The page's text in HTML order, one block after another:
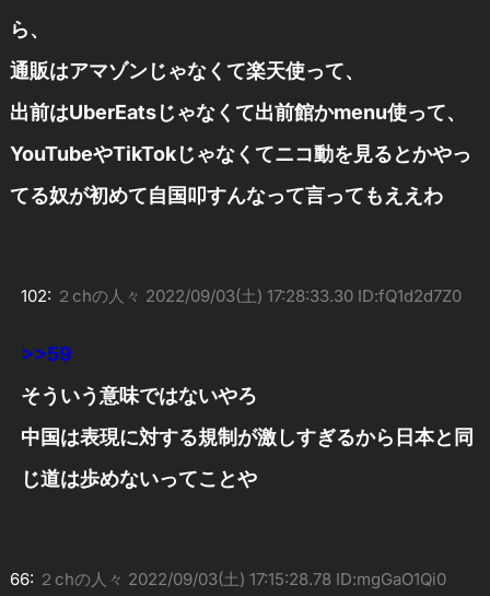
ら、
通販はアマゾンじゃなくて楽天使って、
出前はUberEatsじゃなくて出前館かmenu使って、
YouTubeやTikTokじゃなくてニコ動を見るとかやっ
てる奴が初めて自国叩すんなって言ってもええわ
102: ２chの人々 2022/09/03(土) 17:28:33.30 ID:fQ1d2d7Z0
>>59
そういう意味ではないやろ
中国は表現に対する規制が激しすぎるから日本と同
じ道は歩めないってことや
66: ２chの人々 2022/09/03(土) 17:15:28.78 ID:mgGaO1Qi0